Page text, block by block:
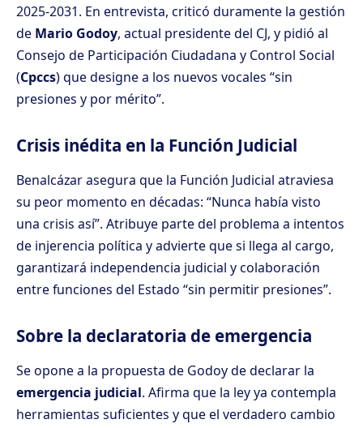
2025-2031. En entrevista, criticó duramente la gestión
de Mario Godoy, actual presidente del CJ, y pidió al
Consejo de Participación Ciudadana y Control Social
(Cpccs) que designe a los nuevos vocales “sin
presiones y por mérito”.
Crisis inédita en la Función Judicial
Benalcázar asegura que la Función Judicial atraviesa
su peor momento en décadas: “Nunca había visto
una crisis así”. Atribuye parte del problema a intentos
de injerencia política y advierte que si llega al cargo,
garantizará independencia judicial y colaboración
entre funciones del Estado “sin permitir presiones”.
Sobre la declaratoria de emergencia
Se opone a la propuesta de Godoy de declarar la
emergencia judicial. Afirma que la ley ya contempla
herramientas suficientes y que el verdadero cambio